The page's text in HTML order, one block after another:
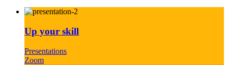
Up your skill
Presentations
Zoom